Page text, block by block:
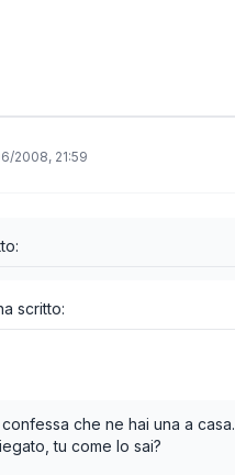
2008, 21:59
scritto:
che ne hai una a casa.
tu come lo sai?